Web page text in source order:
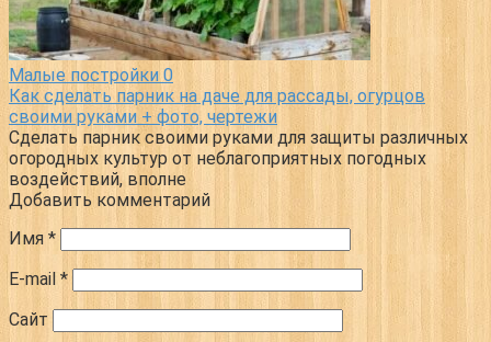
Малые постройки 0
Как сделать парник на даче для рассады, огурцов
своими руками + фото, чертежи
Сделать парник своими руками для защиты различных
огородных культур от неблагоприятных погодных
воздействий, вполне
Добавить комментарий
Имя *
E-mail *
Сайт